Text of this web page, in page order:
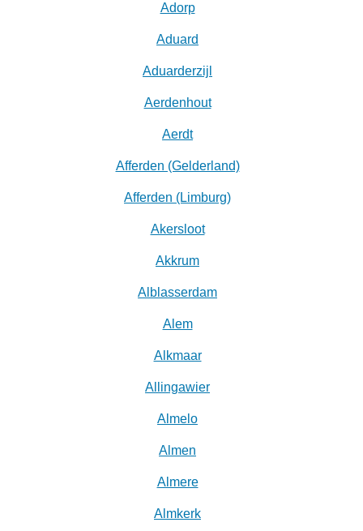
Adorp
Aduard
Aduarderzijl
Aerdenhout
Aerdt
Afferden (Gelderland)
Afferden (Limburg)
Akersloot
Akkrum
Alblasserdam
Alem
Alkmaar
Allingawier
Almelo
Almen
Almere
Almkerk